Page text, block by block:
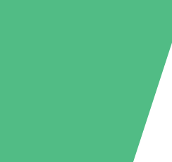
Packs de
à l'utilisation avec des crédits de
5
US$